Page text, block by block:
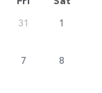
31 1
7 8